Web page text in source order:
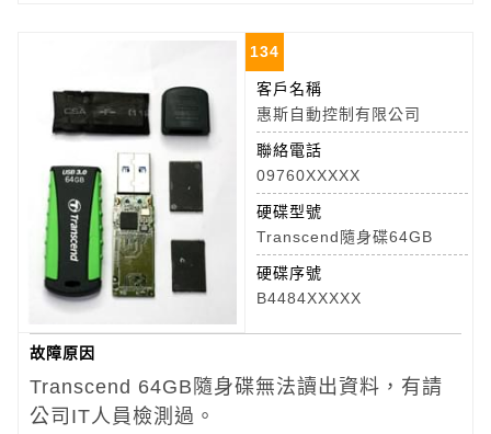
134
客戶名稱
惠斯自動控制有限公司
聯絡電話
09760XXXXX
硬碟型號
Transcend隨身碟64GB
硬碟序號
B4484XXXXX
故障原因
Transcend 64GB隨身碟無法讀出資料，有請
公司IT人員檢測過。